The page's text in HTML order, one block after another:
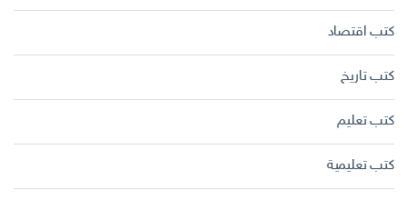
كتب اقتصاد
كتب تاريخ
كتب تعليم
كتب تعليمية